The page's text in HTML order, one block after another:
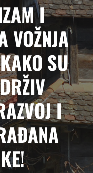
I
VOŽNJA
SU
I